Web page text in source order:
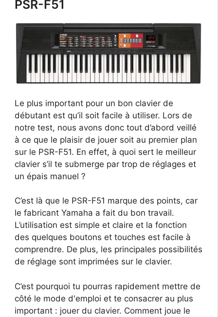
PSR-F51
Le plus important pour un bon clavier de
débutant est qu’il soit facile à utiliser. Lors de
notre test, nous avons donc tout d’abord veillé
à ce que le plaisir de jouer soit au premier plan
sur le PSR-F51. En effet, à quoi sert le meilleur
clavier s’il te submerge par trop de réglages et
un épais manuel ?
C’est là que le PSR-F51 marque des points, car
le fabricant Yamaha a fait du bon travail.
L’utilisation est simple et claire et la fonction
des quelques boutons et touches est facile à
comprendre. De plus, les principales possibilités
de réglage sont imprimées sur le clavier.
C’est pourquoi tu pourras rapidement mettre de
côté le mode d'emploi et te consacrer au plus
important : jouer du clavier. Comment joue le